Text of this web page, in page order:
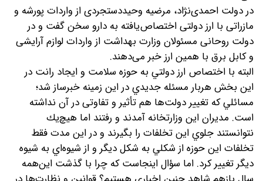
در دولت احمدی‌نژاد، مرضیه وحید‌دستجردی از واردات پورشه و
مازراتی با ارز دولتی اختصاص‌یافته به دارو سخن گفت و در
دولت روحانی مسئولان وزارت بهداشت از واردات لوازم آرایشی
و کابل برق با همین ارز خبر می‌دهند.
البته با اختصاص ارز دولتي به حوزه سلامت و ايجاد رانت در
اين بخش هربار مسئله‌ جديدي در اين زمينه خبرساز شد؛
مسائلي كه تغییر دولت‌ها هم تأثیر و تفاوتی در آن نداشته
است. مديران اين وزارتخانه آمدند و رفتند اما هيچ‌يك
نتوانستند جلوي اين تخلفات را بگيرند و در اين مدت فقط
تخلفات اين حوزه از شكلي به شكل ديگر و از شيوه‌اي به شيوه
ديگر تغيير كرد. اما سؤال اينجاست كه چرا با گذشت اين‌همه